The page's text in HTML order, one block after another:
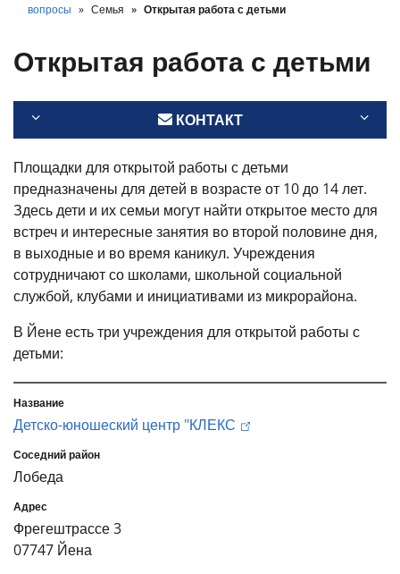
вопросы
Семья Открытая работа с детьми
Открытая работа с детьми
КОНТАКТ
Площадки для открытой работы с детьми
предназначены для детей в возрасте от 10 до 14 лет.
Здесь дети и их семьи могут найти открытое место для
встреч и интересные занятия во второй половине дня,
в выходные и во время каникул. Учреждения
сотрудничают со школами, школьной социальной
службой, клубами и инициативами из микрорайона.
В Йене есть три учреждения для открытой работы с
детьми:
Детско-юношеский центр "КЛЕКС
Лобеда
Фрегештрассе 3
07747 Йена